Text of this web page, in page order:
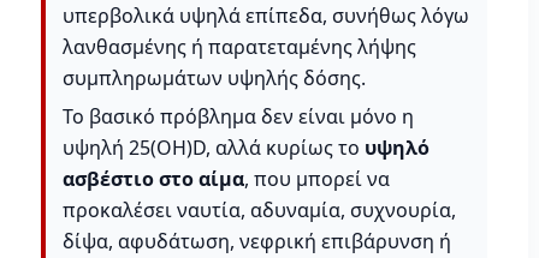
υπερβολικά υψηλά επίπεδα, συνήθως λόγω
λανθασμένης ή παρατεταμένης λήψης
συμπληρωμάτων υψηλής δόσης.
Το βασικό πρόβλημα δεν είναι μόνο η
υψηλή 25(OH)D, αλλά κυρίως το υψηλό
ασβέστιο στο αίμα, που μπορεί να
προκαλέσει ναυτία, αδυναμία, συχνουρία,
δίψα, αφυδάτωση, νεφρική επιβάρυνση ή